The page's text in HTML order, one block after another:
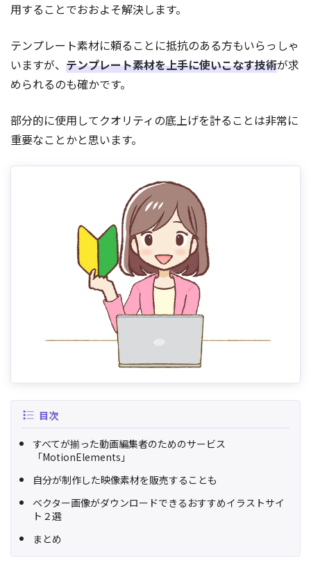
用することでおおよそ解決します。
テンプレート素材に頼ることに抵抗のある方もいらっしゃ
いますが、 テンプレート素材を上手に使いこなす技術が求
められるのも確かです。
部分的に使用してクオリティの底上げを計ることは非常に
重要なことかと思います。
目次
すべてが揃った動画編集者のためのサービス
「MotionElements」
自分が制作した映像素材を販売することも
ベクター画像がダウンロードできるおすすめイラストサイ
ト２選
まとめ